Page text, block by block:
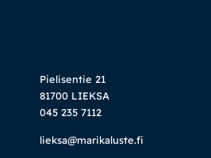
Pielisentie 21
81700 LIEKSA
045 235 7112
lieksa@marikaluste.fi